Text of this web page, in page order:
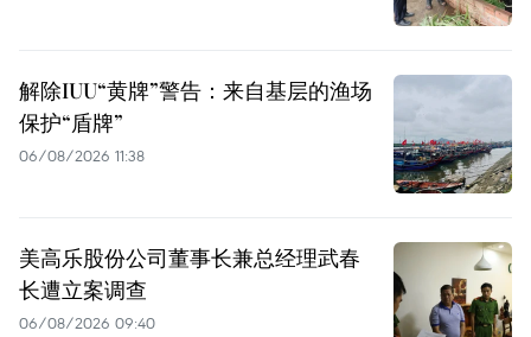
解除IUU“黄牌”警告：来自基层的渔场
保护“盾牌”
06/08/2026 11:38
美高乐股份公司董事长兼总经理武春
长遭立案调查
06/08/2026 09:40